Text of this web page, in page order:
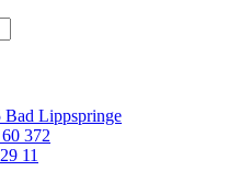
Bad Lippspringe
372
11